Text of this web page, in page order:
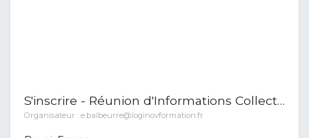
S'inscrire - Réunion d'Informations Collective
Organisateur : e.balbeurre@loginovformation.fr